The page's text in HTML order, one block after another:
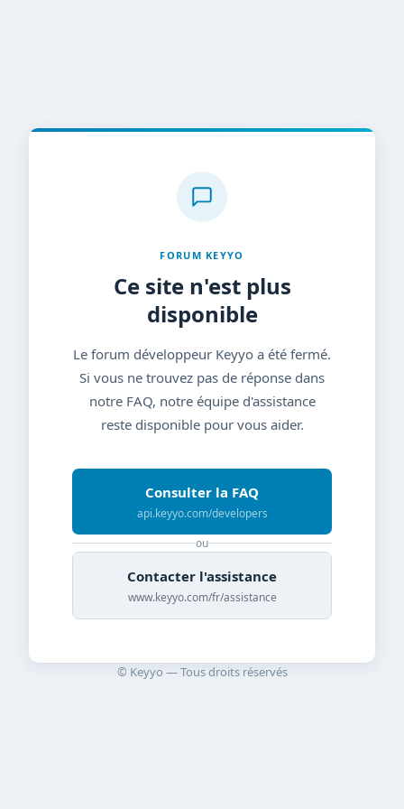
FORUM KEYYO
Ce site n'est plus
disponible
Le forum développeur Keyyo a été fermé.
Si vous ne trouvez pas de réponse dans
notre FAQ, notre équipe d'assistance
reste disponible pour vous aider.
Consulter la FAQ
api.keyyo.com/developers
ou
Contacter l'assistance
www.keyyo.com/fr/assistance
© Keyyo — Tous droits réservés